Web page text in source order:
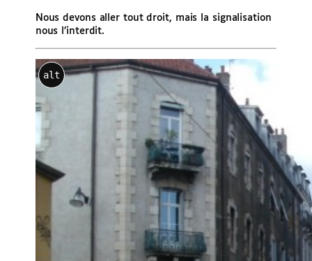
Nous devons aller tout droit, mais la signalisation
nous l’interdit.
alt